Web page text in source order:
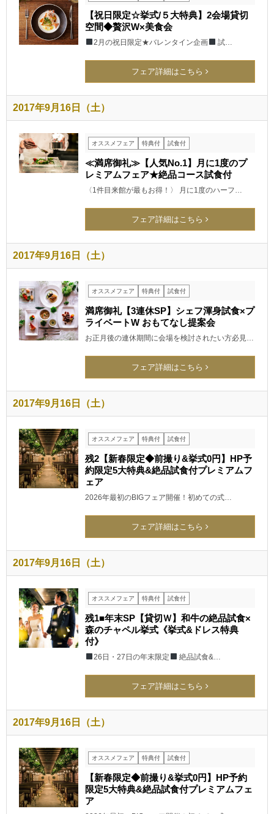
【祝日限定☆挙式/５大特典】2会場貸切
空間◆贅沢W×美食会
2月の祝日限定★バレンタイン企画 試…
フェア詳細はこちら
2017年9月16日（土）
オススメフェア 特典付 試食付
≪満席御礼≫【人気No.1】月に1度のプ
レミアムフェア★絶品コース試食付
〈1件目来館が最もお得！〉 月に1度のハーフ…
フェア詳細はこちら
2017年9月16日（土）
オススメフェア 特典付 試食付
満席御礼【3連休SP】シェフ渾身試食×プ
ライベートW おもてなし提案会
お正月後の連休期間に会場を検討されたい方必見…
フェア詳細はこちら
2017年9月16日（土）
オススメフェア 特典付 試食付
残2【新春限定◆前撮り&挙式0円】HP予
約限定5大特典&絶品試食付プレミアムフ
ェア
2026年最初のBIGフェア開催！初めての式…
フェア詳細はこちら
2017年9月16日（土）
オススメフェア 特典付 試食付
残1■年末SP【貸切Ｗ】和牛の絶品試食×
森のチャペル挙式《挙式&ドレス特典
付》
26日・27日の年末限定 絶品試食&…
フェア詳細はこちら
2017年9月16日（土）
オススメフェア 特典付 試食付
【新春限定◆前撮り&挙式0円】HP予約
限定5大特典&絶品試食付プレミアムフェ
ア